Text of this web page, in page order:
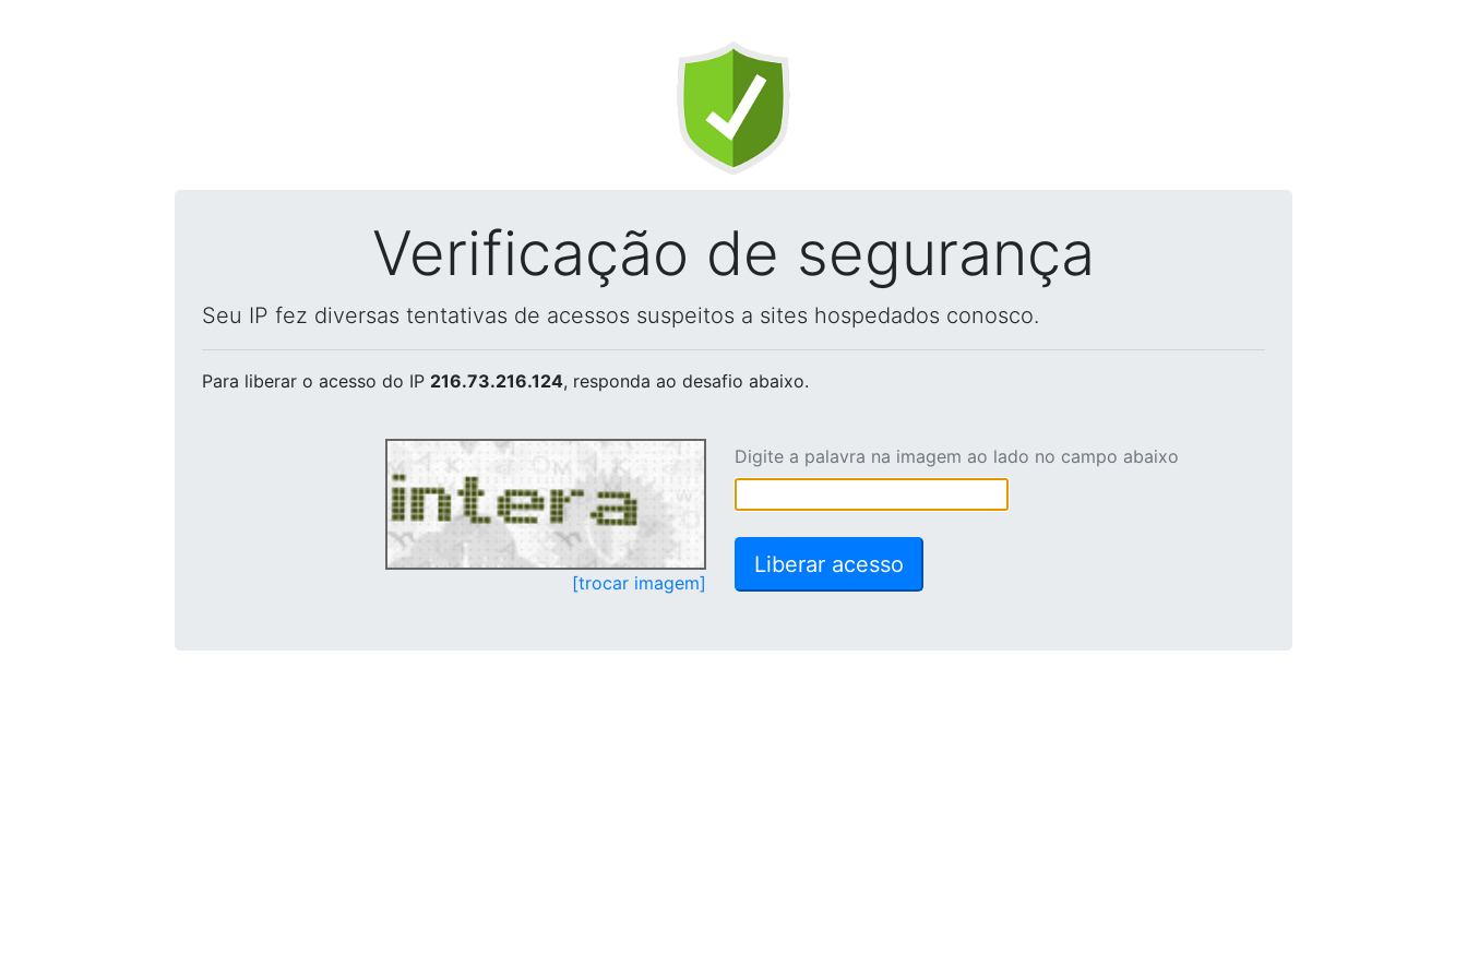
Verificação de segurança
Seu IP fez diversas tentativas de acessos suspeitos a sites hospedados conosco.
Para liberar o acesso do IP 216.73.216.124, responda ao desafio abaixo.
[trocar imagem]
Digite a palavra na imagem ao lado no campo abaixo